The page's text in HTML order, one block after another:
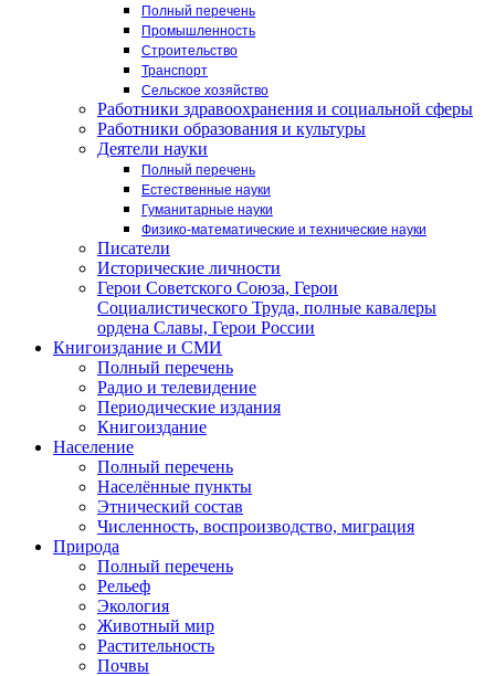
Полный перечень
Промышленность
Строительство
Транспорт
Сельское хозяйство
Работники здравоохранения и социальной сферы
Работники образования и культуры
Деятели науки
Полный перечень
Естественные науки
Гуманитарные науки
Физико-математические и технические науки
Писатели
Исторические личности
Герои Советского Союза, Герои
Социалистического Труда, полные кавалеры
ордена Славы, Герои России
Книгоиздание и СМИ
Полный перечень
Радио и телевидение
Периодические издания
Книгоиздание
Население
Полный перечень
Населённые пункты
Этнический состав
Численность, воспроизводство, миграция
Природа
Полный перечень
Рельеф
Экология
Животный мир
Растительность
Почвы